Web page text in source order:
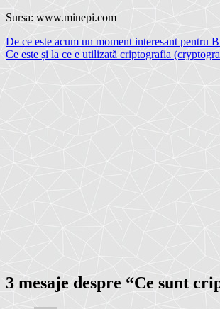
Sursa: www.minepi.com
Navigare
în
De ce este acum un moment interesant pentru
Ce este și la ce e utilizată criptografia
3 mesaje despre “Ce sunt